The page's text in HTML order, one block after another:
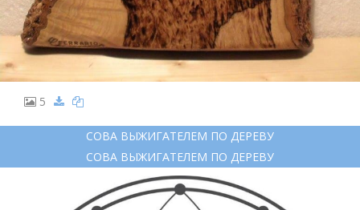
5
СОВА ВЫЖИГАТЕЛЕМ ПО ДЕРЕВУ
СОВА ВЫЖИГАТЕЛЕМ ПО ДЕРЕВУ